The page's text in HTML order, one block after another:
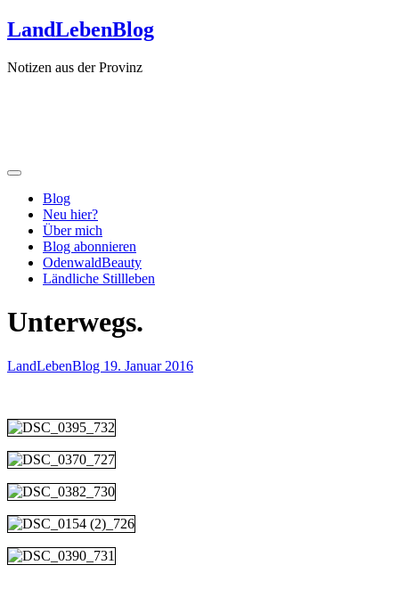
Zum
Inhalt
LandLebenBlog
Notizen aus der Provinz
Blog
Neu hier?
Über mich
Blog abonnieren
OdenwaldBeauty
Ländliche Stillleben
Unterwegs.
LandLebenBlog 19. Januar 2016